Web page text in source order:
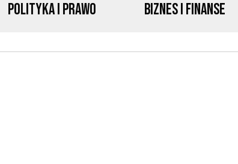
Polityka i prawo Biznes i Finanse